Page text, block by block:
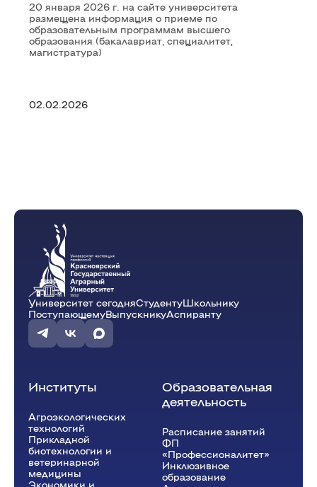
20 января 2026 г. на сайте университета
размещена информация о приеме по
образовательным программам высшего
образования (бакалавриат, специалитет,
магистратура)
02.02.2026
Университет сегодняСтудентуШкольнику
ПоступающемуВыпускникуАспиранту
Институты
Агроэкологических
технологий
Прикладной
биотехнологии и
ветеринарной
медицины
Экономики и
Образовательная
деятельность
Расписание занятий
ФП
«Профессионалитет»
Инклюзивное
образование